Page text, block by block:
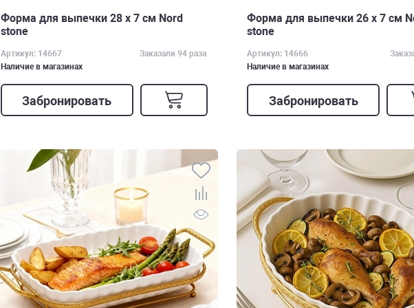
Форма для выпечки 28 х 7 см Nord
stone
Артикул: 14667
Заказали 94 раза
Наличие в магазинах
Забронировать
Форма для выпечки 26 х 7 см
stone
Артикул: 14666
Наличие в магазинах
Забронировать